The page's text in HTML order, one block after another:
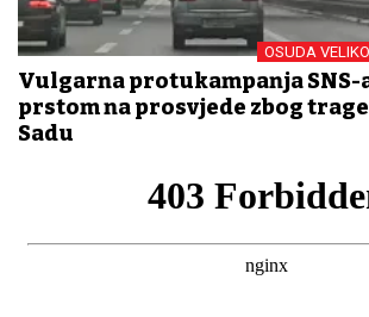
OSUDA
Vulgarna protukampanja SNS-
prstom na prosvjede zbog
Sadu